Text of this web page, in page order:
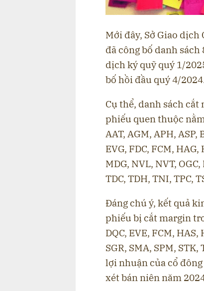
Mới đây, Sở Giao
đã công bố danh
dịch ký quỹ quý 1/
bố hồi đầu quý 4/
Cụ thể, danh sách
phiếu quen thuộc
AAT, AGM, APH, ASP,
EVG, FDC, FCM,
MDG, NVL, NVT, OGC,
TDC, TDH, TNI, TPC,
Đáng chú ý, kết quả
phiếu bị cắt margin
DQC, EVE, FCM, HAS,
SGR, SMA, SPM,
lợi nhuận của cổ
xét bán niên năm